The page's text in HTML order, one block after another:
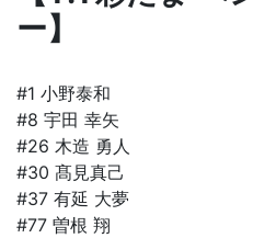
ー】
#1 小野泰和
#8 宇田 幸矢
#26 木造 勇人
#30 髙見真己
#37 有延 大夢
#77 曽根 翔